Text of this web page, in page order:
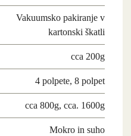
Vakuumsko pakiranje v
kartonski škatli
cca 200g
4 polpete, 8 polpet
cca 800g, cca. 1600g
Mokro in suho